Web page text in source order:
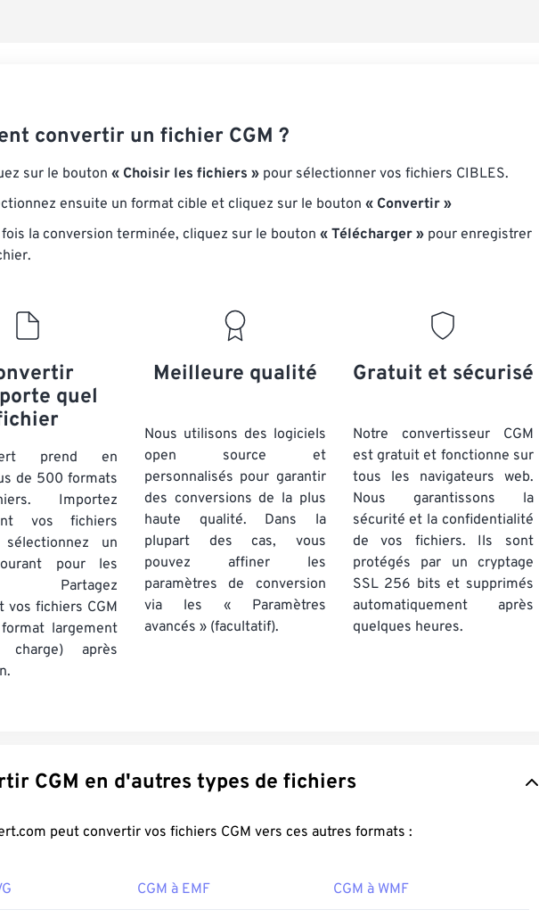
convertir un fichier CGM ?
sur le bouton « Choisir les fichiers » pour sélectionner vos fichiers CIBLES.
ensuite un format cible et cliquez sur le bouton « Convertir »
fois la conversion terminée, cliquez sur le bouton « Télécharger » pour enregistrer
quel
prend en
de 500 formats
Importez
vos fichiers
un
pour les
Partagez
vos fichiers CGM
largement
après
Meilleure qualité
Nous utilisons des logiciels
open source et
personnalisés pour garantir
des conversions de la plus
haute qualité. Dans la
plupart des cas, vous
pouvez affiner les
paramètres de conversion
via les « Paramètres
avancés » (facultatif).
Gratuit et sécurisé
Notre convertisseur CGM
est gratuit et fonctionne sur
tous les navigateurs web.
Nous garantissons la
sécurité et la confidentialité
de vos fichiers. Ils sont
protégés par un cryptage
SSL 256 bits et supprimés
automatiquement après
quelques heures.
Convertir CGM en d'autres types de fichiers
FreeConvert.com peut convertir vos fichiers CGM vers ces autres formats :
CGM à EMF CGM à WMF